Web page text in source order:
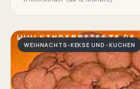
WEIHNACHTS-KEKSE UND -KUCHEN